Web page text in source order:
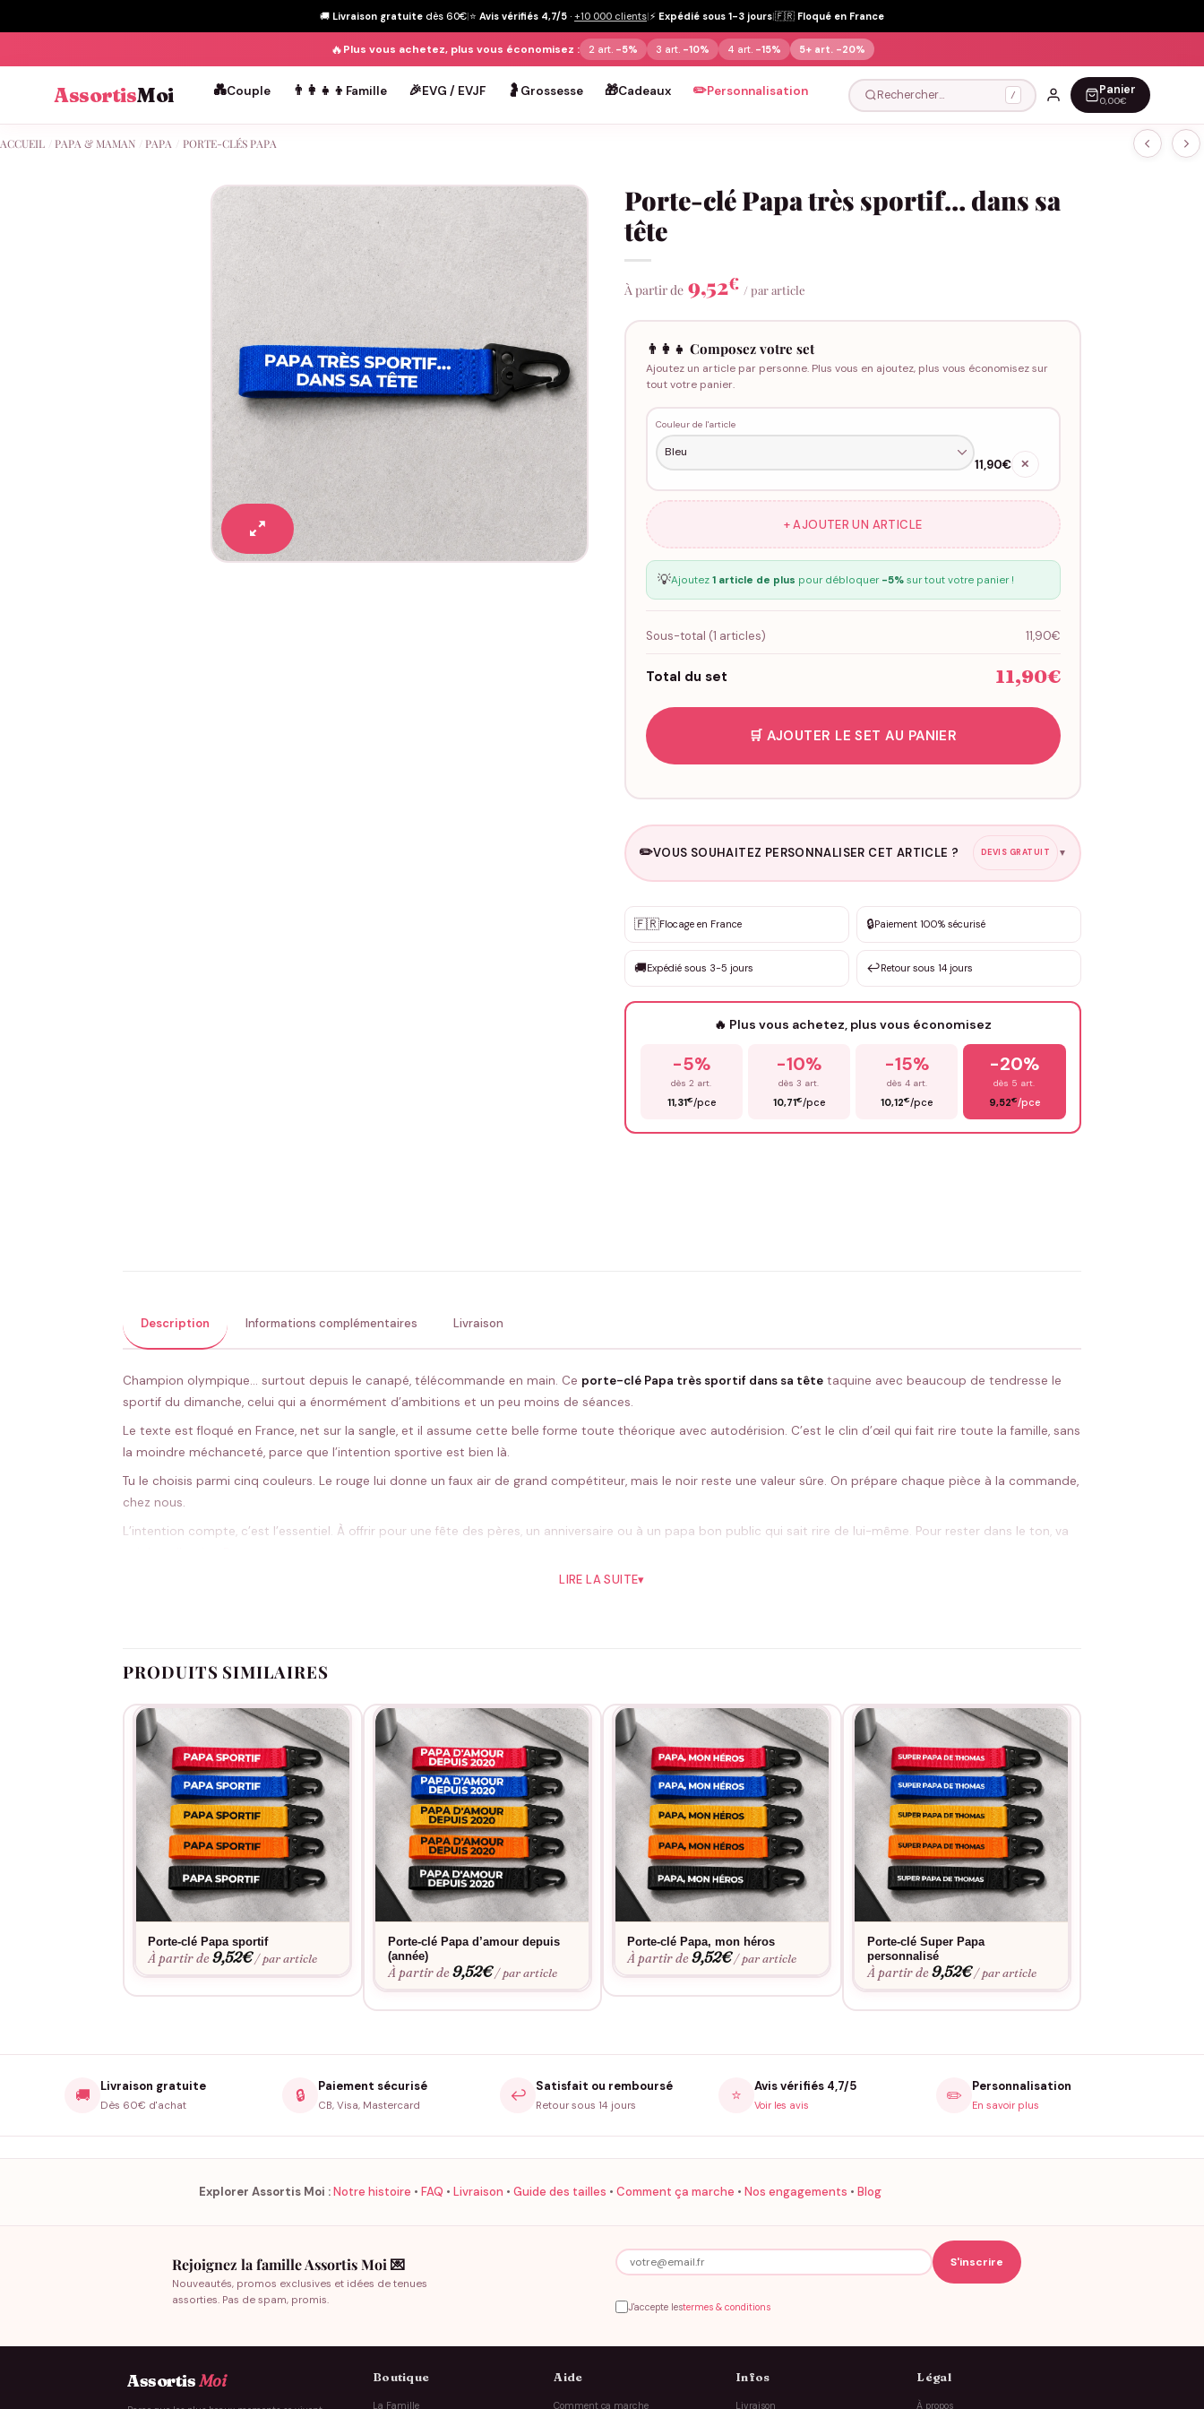
🚚 Livraison gratuite dès 60€|⭐ Avis vérifiés 4,7/5 · +10 000 clients|⚡ Expédié sous 1-3 jours|🇫🇷 Floqué en France
🔥Plus vous achetez, plus vous économisez : 2 art. -5% 3 art. -10% 4 art. -15% 5+ art. -20%
AssortisMoi 💑Couple 👨‍👩‍👧‍👦 Famille 🎉EVG / EVJF 🤰 Grossesse 🎁Cadeaux ✏️Personnalisation Rechercher… / Panier
0,00€
ACCUEIL PAPA & MAMAN PAPA PORTE-CLÉS PAPA
Porte-clé Papa très sportif… dans sa
tête
À partir de 9,52€ / par article
👨‍👩‍👧 Composez votre set
Ajoutez un article par personne. Plus vous en ajoutez, plus vous économisez sur
tout votre panier.
Couleur de l'article
11,90€ ✕
+ AJOUTER UN ARTICLE
💡Ajoutez 1 article de plus pour débloquer -5%sur tout votre panier !
Sous-total (1 articles) 11,90€
Total du set 11,90€
🛒 AJOUTER LE SET AU PANIER
✏️VOUS SOUHAITEZ PERSONNALISER CET ARTICLE ? DEVIS GRATUIT ▼
✨ Personnalisation sur mesure
DEVIS GRATUIT · Personnalisation de 3 à 10€ selon la demande
Que souhaitez-vous ?
🇫🇷Flocage en France 🔒Paiement 100% sécurisé
🚚Expédié sous 3-5 jours ↩️Retour sous 14 jours
🔥 Plus vous achetez, plus vous économisez
-5%
dès 2 art.
11,31€/pce
-10%
dès 3 art.
10,71€/pce
-15%
dès 4 art.
10,12€/pce
-20%
dès 5 art.
9,52€/pce
Description Informations complémentaires Livraison
Champion olympique… surtout depuis le canapé, télécommande en main. Ce porte-clé Papa très sportif dans sa tête taquine avec beaucoup de tendresse le
sportif du dimanche, celui qui a énormément d’ambitions et un peu moins de séances.
Le texte est floqué en France, net sur la sangle, et il assume cette belle forme toute théorique avec autodérision. C’est le clin d’œil qui fait rire toute la famille, sans
la moindre méchanceté, parce que l’intention sportive est bien là.
Tu le choisis parmi cinq couleurs. Le rouge lui donne un faux air de grand compétiteur, mais le noir reste une valeur sûre. On prépare chaque pièce à la commande,
chez nous.
L’intention compte, c’est l’essentiel. À offrir pour une fête des pères, un anniversaire ou à un papa bon public qui sait rire de lui-même. Pour rester dans le ton, va
LIRE LA SUITE▾
PRODUITS SIMILAIRES
Porte-clé Papa sportif
À partir de9,52€ / par article
Porte-clé Papa d’amour depuis
(année)
À partir de9,52€ / par article
Porte-clé Papa, mon héros
À partir de9,52€ / par article
Porte-clé Super Papa
personnalisé
À partir de9,52€ / par article
🚚 Livraison gratuite
Dès 60€ d'achat
🔒 Paiement sécurisé
CB, Visa, Mastercard
↩️ Satisfait ou remboursé
Retour sous 14 jours
⭐ Avis vérifiés 4,7/5
Voir les avis ✏️ Personnalisation
En savoir plus
Explorer Assortis Moi :Notre histoire • FAQ • Livraison • Guide des tailles • Comment ça marche • Nos engagements • Blog
Rejoignez la famille Assortis Moi 💌
Nouveautés, promos exclusives et idées de tenues
assorties. Pas de spam, promis.
J'accepte lestermes & conditions
AssortisMoi Boutique
La Famille
Aide
Comment ça marche
Infos
Livraison
Légal
À propos